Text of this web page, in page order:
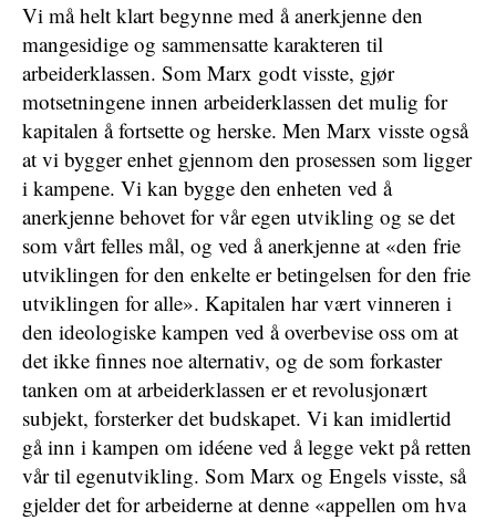
Vi må helt klart begynne med å anerkjenne den
mangesidige og sammensatte karakteren til
arbeiderklassen. Som Marx godt visste, gjør
motsetningene innen arbeiderklassen det mulig for
kapitalen å fortsette og herske. Men Marx visste også
at vi bygger enhet gjennom den prosessen som ligger
i kampene. Vi kan bygge den enheten ved å
anerkjenne behovet for vår egen utvikling og se det
som vårt felles mål, og ved å anerkjenne at «den frie
utviklingen for den enkelte er betingelsen for den frie
utviklingen for alle». Kapitalen har vært vinneren i
den ideologiske kampen ved å overbevise oss om at
det ikke finnes noe alternativ, og de som forkaster
tanken om at arbeiderklassen er et revolusjonært
subjekt, forsterker det budskapet. Vi kan imidlertid
gå inn i kampen om idéene ved å legge vekt på retten
vår til egenutvikling. Som Marx og Engels visste, så
gjelder det for arbeiderne at denne «appellen om hva